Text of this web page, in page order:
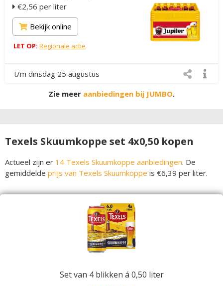
€2,56 per liter
Bekijk online
t/m dinsdag 25 augustus
LET OP: Regionale actie
Zie meer aanbiedingen bij JUMBO.
Texels Skuumkoppe set 4x0,50 kopen
Actueel zijn er 14 Texels Skuumkoppe aanbiedingen. De
gemiddelde prijs van Texels Skuumkoppe is €6,39 per liter.
Set van 4 blikken á 0,50 liter